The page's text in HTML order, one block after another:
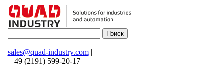
sales@quad-industry.com|
+ 49 (2191) 599-20-17